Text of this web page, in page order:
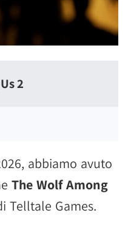
2
abbiamo avuto
The Wolf Among
Telltale Games.